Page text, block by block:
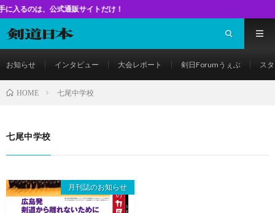
、公式通販サイトだけ！
お知らせ インタビュー 大会レポート 剣日Forumうぇぶ ス
HOME 七尾中学校
七尾中学校
月刊誌のお知らせ